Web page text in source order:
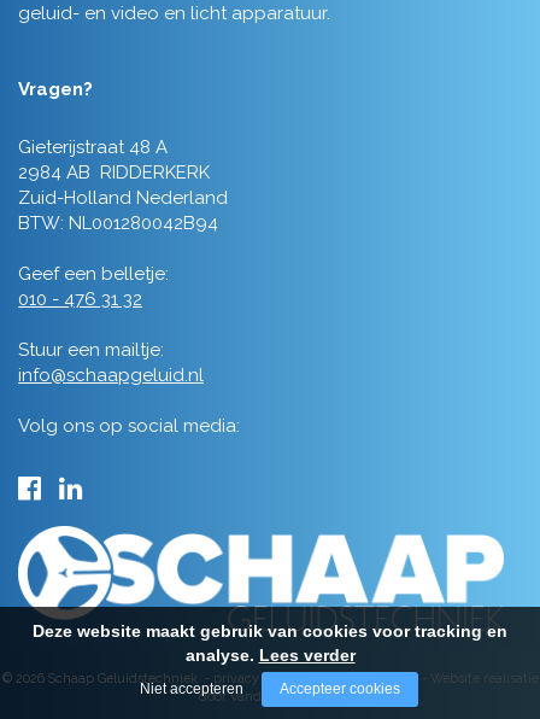
geluid- en video en licht apparatuur.
Vragen?
Gieterijstraat 48 A
2984 AB RIDDERKERK
Zuid-Holland Nederland
BTW: NL001280042B94
Geef een belletje:
010 - 476 31 32
Stuur een mailtje:
info@schaapgeluid.nl
Volg ons op social media:
© 2026 Schaap Geluidstechniek - privacy - algemene voorwaarden- Website realisatie
door Vanderperk Groep
Deze website maakt gebruik van cookies voor tracking en
analyse. Lees verder
Niet accepteren Accepteer cookies